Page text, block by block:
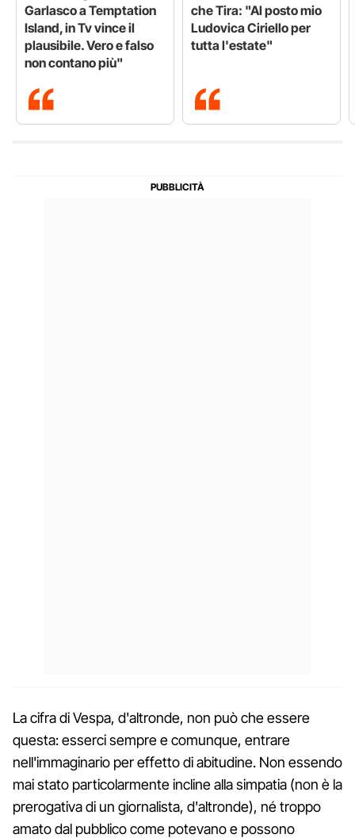
Garlasco a Temptation
Island, in Tv vince il
plausibile. Vero e falso
non contano più"
che Tira: "Al posto mio
Ludovica Ciriello per
tutta l'estate"
La cifra di Vespa, d'altronde, non può che essere
questa: esserci sempre e comunque, entrare
nell'immaginario per effetto di abitudine. Non essendo
mai stato particolarmente incline alla simpatia (non è la
prerogativa di un giornalista, d'altronde), né troppo
amato dal pubblico come potevano e possono